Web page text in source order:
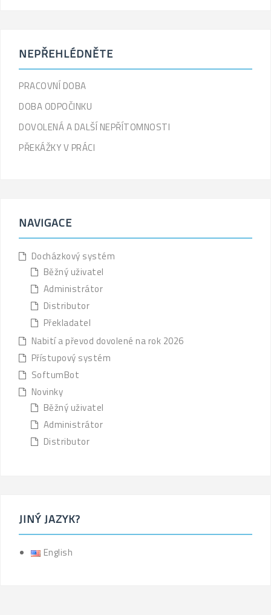
NEPŘEHLÉDNĚTE
PRACOVNÍ DOBA
DOBA ODPOČINKU
DOVOLENÁ A DALŠÍ NEPŘÍTOMNOSTI
PŘEKÁŽKY V PRÁCI
NAVIGACE
Docházkový systém
Běžný uživatel
Administrátor
Distributor
Překladatel
Nabití a převod dovolené na rok 2026
Přístupový systém
SoftumBot
Novinky
Běžný uživatel
Administrátor
Distributor
JINÝ JAZYK?
English